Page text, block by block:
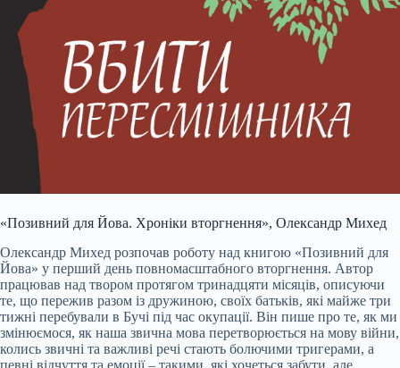
«Позивний для Йова. Хроніки вторгнення», Олександр Михед
Олександр Михед розпочав роботу над книгою «Позивний для
Йова» у перший день повномасштабного вторгнення. Автор
працював над твором протягом тринадцяти місяців, описуючи
те, що пережив разом із дружиною, своїх батьків, які майже три
тижні перебували в Бучі під час окупації. Він пише про те, як ми
змінюємося, як наша звична мова перетворюється на мову війни,
колись звичні та важливі речі стають болючими тригерами, а